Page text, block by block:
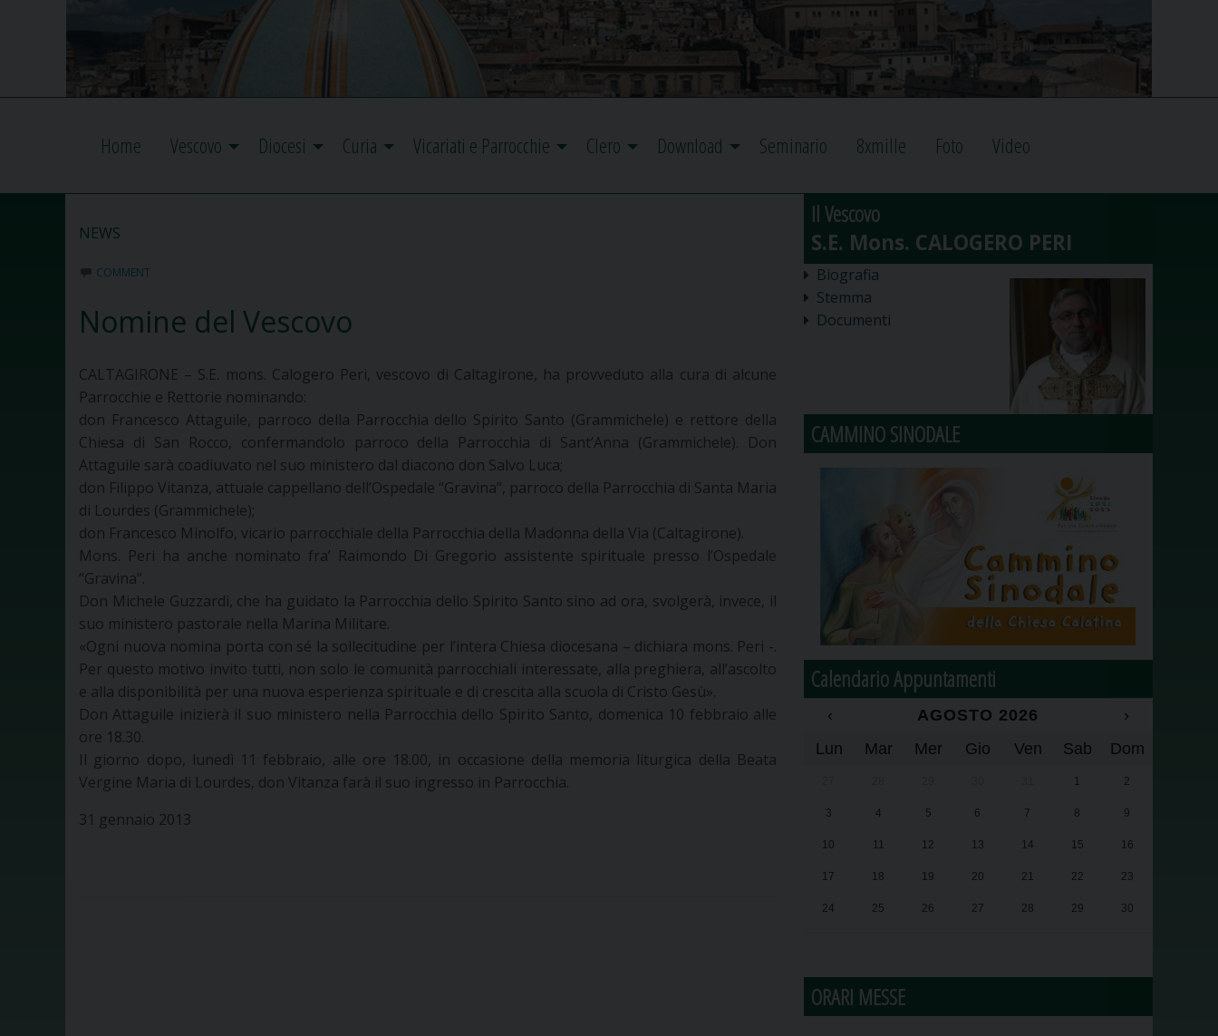
Home Vescovo Diocesi Curia Vicariati e Parrocchie Clero Download Seminario 8xmille Foto Video
NEWS
COMMENT
Nomine del Vescovo
CALTAGIRONE – S.E. mons. Calogero Peri, vescovo di Caltagirone, ha provveduto alla cura di alcune
Parrocchie e Rettorie nominando:
don Francesco Attaguile, parroco della Parrocchia dello Spirito Santo (Grammichele) e rettore della
Chiesa di San Rocco, confermandolo parroco della Parrocchia di Sant’Anna (Grammichele). Don
Attaguile sarà coadiuvato nel suo ministero dal diacono don Salvo Luca;
don Filippo Vitanza, attuale cappellano dell’Ospedale “Gravina”, parroco della Parrocchia di Santa Maria
di Lourdes (Grammichele);
don Francesco Minolfo, vicario parrocchiale della Parrocchia della Madonna della Via (Caltagirone).
Mons. Peri ha anche nominato fra’ Raimondo Di Gregorio assistente spirituale presso l’Ospedale
“Gravina”.
Don Michele Guzzardi, che ha guidato la Parrocchia dello Spirito Santo sino ad ora, svolgerà, invece, il
suo ministero pastorale nella Marina Militare.
«Ogni nuova nomina porta con sé la sollecitudine per l’intera Chiesa diocesana – dichiara mons. Peri -.
Per questo motivo invito tutti, non solo le comunità parrocchiali interessate, alla preghiera, all’ascolto
e alla disponibilità per una nuova esperienza spirituale e di crescita alla scuola di Cristo Gesù».
Don Attaguile inizierà il suo ministero nella Parrocchia dello Spirito Santo, domenica 10 febbraio alle
ore 18.30.
Il giorno dopo, lunedì 11 febbraio, alle ore 18.00, in occasione della memoria liturgica della Beata
Vergine Maria di Lourdes, don Vitanza farà il suo ingresso in Parrocchia.
31 gennaio 2013
Il Vescovo
Biografia
Stemma
Documenti
CAMMINO SINODALE
Calendario Appuntamenti
‹ AGOSTO 2026
›
Lun
Mar Mer Gio Ven Sab Dom
1 2
3 4 5 6 7 8 9
10 11 12 13 14 15 16
17 18 19 20 21 22 23
24 25 26 27 28 29 30
ORARI MESSE